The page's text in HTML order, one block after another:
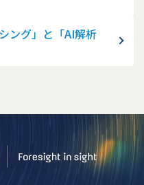
ング」と「AI解析